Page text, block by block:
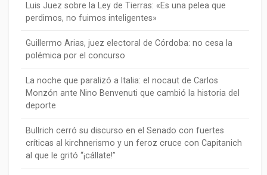
Luis Juez sobre la Ley de Tierras: «Es una pelea que
perdimos, no fuimos inteligentes»
Guillermo Arias, juez electoral de Córdoba: no cesa la
polémica por el concurso
La noche que paralizó a Italia: el nocaut de Carlos
Monzón ante Nino Benvenuti que cambió la historia del
deporte
Bullrich cerró su discurso en el Senado con fuertes
críticas al kirchnerismo y un feroz cruce con Capitanich
al que le gritó “¡cállate!”